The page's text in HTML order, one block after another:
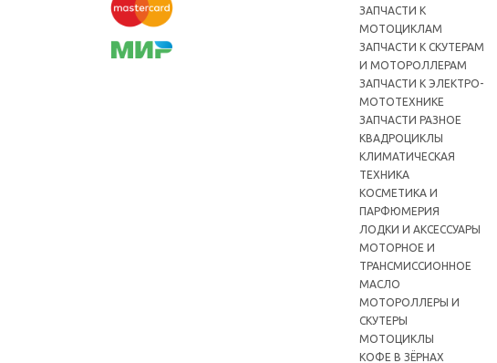
ЗАПЧАСТИ К
МОТОЦИКЛАМ
ЗАПЧАСТИ К СКУТЕРАМ
И МОТОРОЛЛЕРАМ
ЗАПЧАСТИ К ЭЛЕКТРО-
МОТОТЕХНИКЕ
ЗАПЧАСТИ РАЗНОЕ
КВАДРОЦИКЛЫ
КЛИМАТИЧЕСКАЯ
ТЕХНИКА
КОСМЕТИКА И
ПАРФЮМЕРИЯ
ЛОДКИ И АКСЕССУАРЫ
МОТОРНОЕ И
ТРАНСМИССИОННОЕ
МАСЛО
МОТОРОЛЛЕРЫ И
СКУТЕРЫ
МОТОЦИКЛЫ
КОФЕ В ЗЁРНАХ